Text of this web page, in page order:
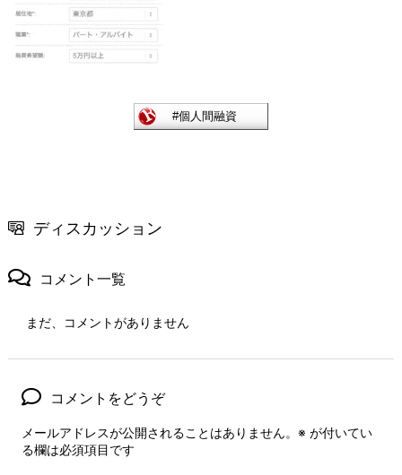
ディスカッション
コメント一覧
まだ、コメントがありません
コメントをどうぞ
メールアドレスが公開されることはありません。 ※ が付いてい
る欄は必須項目です